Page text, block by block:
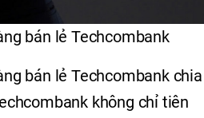
bán lẻ Techcombank
bán lẻ Techcombank chia
không chỉ tiên